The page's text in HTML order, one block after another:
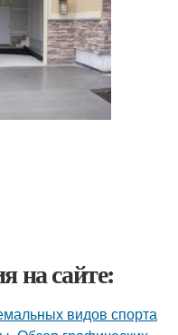
на сайте:
видов спорта